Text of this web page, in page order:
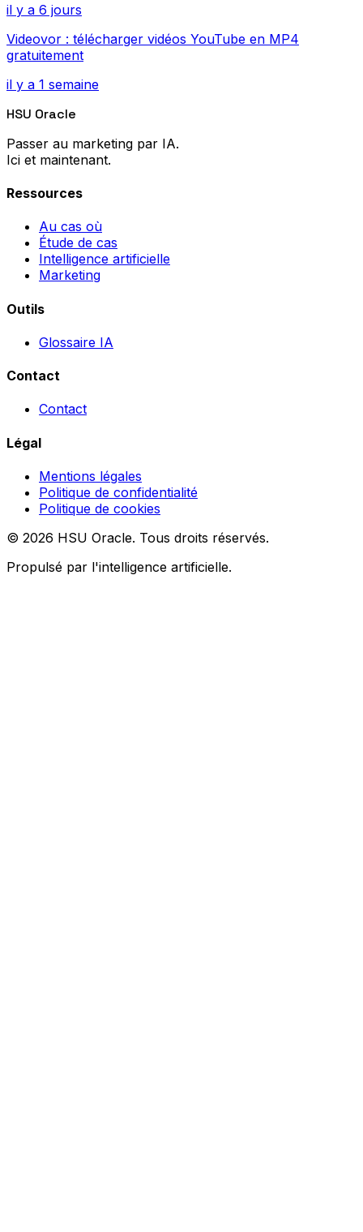
il y a 6 jours
Videovor : télécharger vidéos YouTube en MP4
gratuitement
il y a 1 semaine
HSU Oracle
Passer au marketing par IA.
Ici et maintenant.
Ressources
Au cas où
Étude de cas
Intelligence artificielle
Marketing
Outils
Glossaire IA
Contact
Contact
Légal
Mentions légales
Politique de confidentialité
Politique de cookies
© 2026 HSU Oracle. Tous droits réservés.
Propulsé par l'intelligence artificielle.